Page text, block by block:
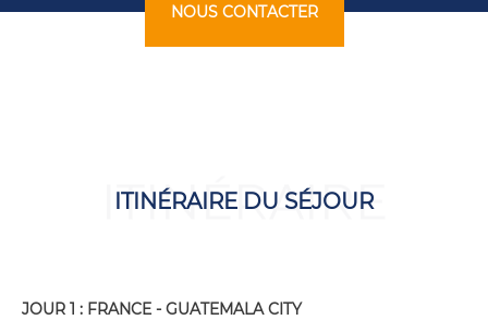
NOUS CONTACTER
ITINÉRAIRE
ITINÉRAIRE DU SÉJOUR
JOUR 1 : FRANCE - GUATEMALA CITY